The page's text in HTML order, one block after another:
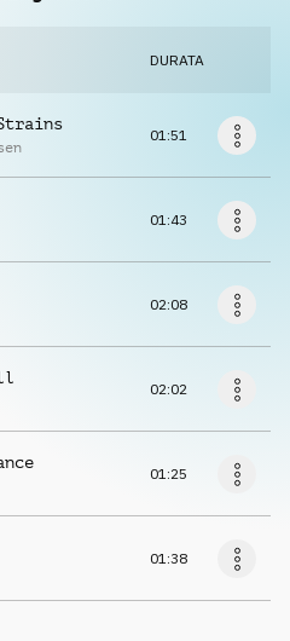
DURATA
01:51
01:43
02:08
02:02
01:25
01:38